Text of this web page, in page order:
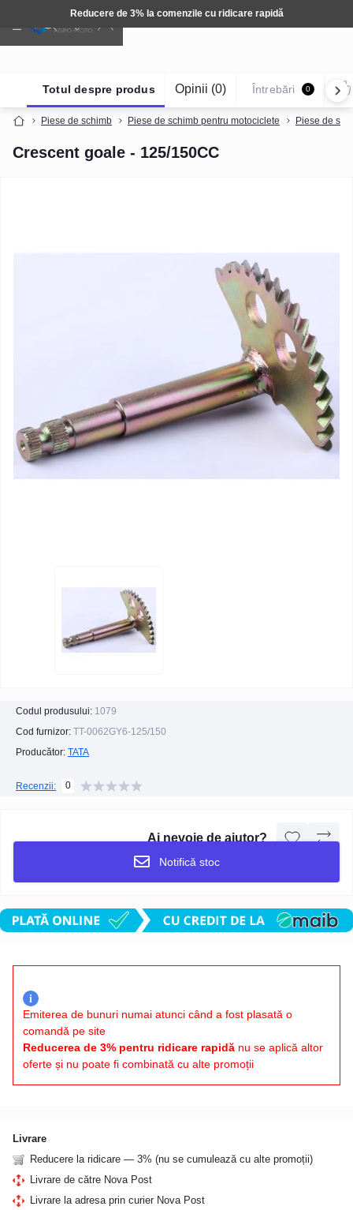
de 3% la comenzile cu ridicare rapidă
Piese de schimb Piese de schimb pentru motociclete Piese de
Crescent goale - 125/150CC
Totul despre produs Opinii (0) Întrebări 0
Codul produsului: 1079
Cod furnizor: TT-0062GY6-125/150
Producător: TATA
Recenzii: 0
Ai nevoie de ajutor?
Notifică stoc
i
Emiterea de bunuri numai atunci când a fost plasată o
comandă pe site
Reducerea de 3% pentru ridicare rapidă nu se aplică altor
oferte și nu poate fi combinată cu alte promoții
Livrare
Reducere la ridicare — 3% (nu se cumulează cu alte promoții)
Livrare de către Nova Post
Livrare la adresa prin curier Nova Post